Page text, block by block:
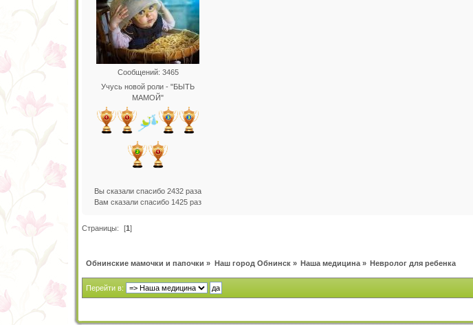
Сообщений: 3465
Учусь новой роли - "БЫТЬ
МАМОЙ"
Вы сказали спасибо 2432 раза
Вам сказали спасибо 1425 раз
Страницы: [1]
Обнинские мамочки и папочки » Наш город Обнинск» Наша медицина» Невролог для ребенка
Перейти в: